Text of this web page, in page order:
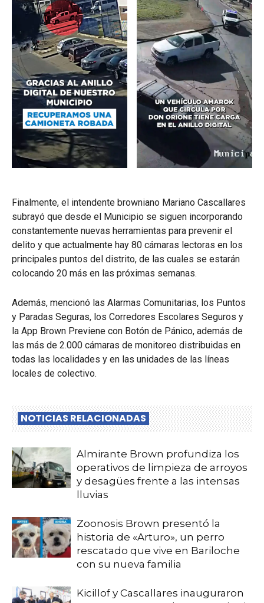
Finalmente, el intendente browniano Mariano Cascallares
subrayó que desde el Municipio se siguen incorporando
constantemente nuevas herramientas para prevenir el
delito y que actualmente hay 80 cámaras lectoras en los
principales puntos del distrito, de las cuales se estarán
colocando 20 más en las próximas semanas.
Además, mencionó las Alarmas Comunitarias, los Puntos
y Paradas Seguras, los Corredores Escolares Seguros y
la App Brown Previene con Botón de Pánico, además de
las más de 2.000 cámaras de monitoreo distribuidas en
todas las localidades y en las unidades de las líneas
locales de colectivo.
NOTICIAS RELACIONADAS
Almirante Brown profundiza los
operativos de limpieza de arroyos
y desagües frente a las intensas
lluvias
Zoonosis Brown presentó la
historia de «Arturo», un perro
rescatado que vive en Bariloche
con su nueva familia
Kicillof y Cascallares inauguraron